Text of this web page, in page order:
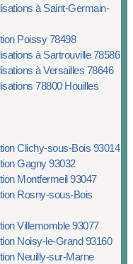
à Saint-Germain-
Poissy 78498
à Sartrouville 78586
à Versailles 78646
78800 Houilles
Clichy-sous-Bois 93014
Gagny 93032
Montfermeil 93047
Rosny-sous-Bois
Villemomble 93077
Noisy-le-Grand 93160
Neuilly-sur-Marne